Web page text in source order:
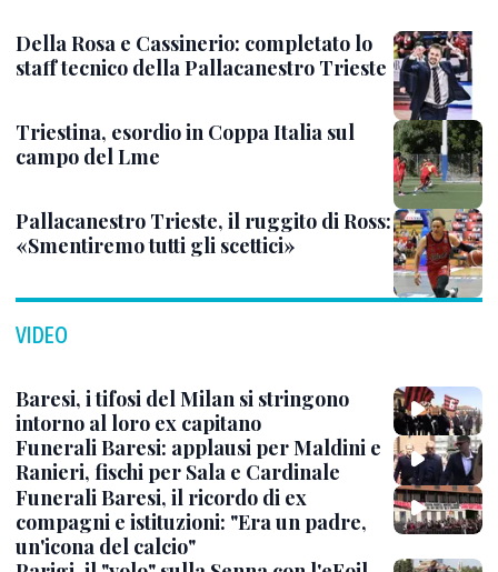
Della Rosa e Cassinerio: completato lo
staff tecnico della Pallacanestro Trieste
Triestina, esordio in Coppa Italia sul
campo del Lme
Pallacanestro Trieste, il ruggito di Ross:
«Smentiremo tutti gli scettici»
VIDEO
Baresi, i tifosi del Milan si stringono
intorno al loro ex capitano
Funerali Baresi: applausi per Maldini e
Ranieri, fischi per Sala e Cardinale
Funerali Baresi, il ricordo di ex
compagni e istituzioni: "Era un padre,
un'icona del calcio"